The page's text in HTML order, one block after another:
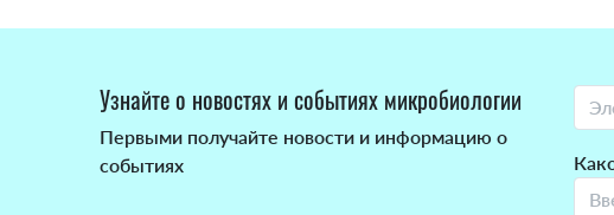
Узнайте о новостях и событиях микробиологии
Первыми получайте новости и информацию о
событиях